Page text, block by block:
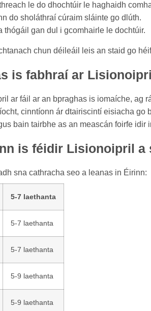
le do dhochtúir le haghaidh
do sholáthraí cúraim sláinte go dlúth.
thógáil gan dul i gcomhairle le dochtúir.
chun déileáil leis an staid go
is fabhraí ar
ar fáil ar an bpraghas is iomaíche, ag
cinntíonn ár dtairiscintí eisiacha go
bain tairbhe as an meascán foirfe idir
is féidir Lisionoipril a
sna cathracha seo a leanas in Éirinn:
5-7 laethanta
5-7 laethanta
5-7 laethanta
5-9 laethanta
5-9 laethanta